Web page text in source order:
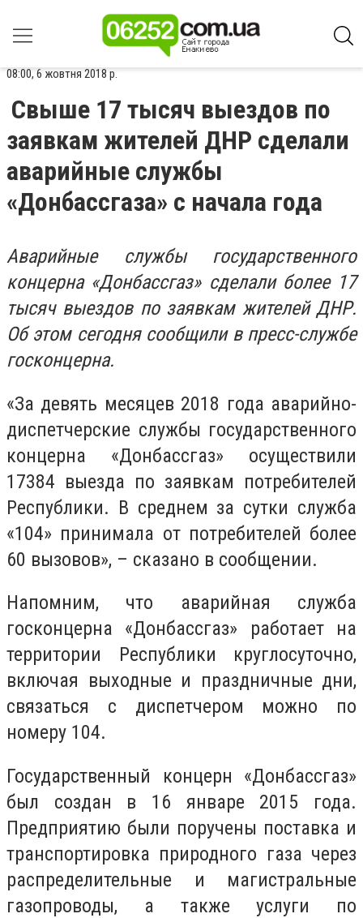
08:00, 6 жовтня 2018 р.
Свыше 17 тысяч выездов по
заявкам жителей ДНР сделали
аварийные службы
«Донбассгаза» с начала года
Аварийные службы государственного
концерна «Донбассгаз» сделали более 17
тысяч выездов по заявкам жителей ДНР.
Об этом сегодня сообщили в пресс-службе
госконцерна.
«За девять месяцев 2018 года аварийно-
диспетчерские службы государственного
концерна «Донбассгаз» осуществили
17384 выезда по заявкам потребителей
Республики. В среднем за сутки служба
«104» принимала от потребителей более
60 вызовов», – сказано в сообщении.
Напомним, что аварийная служба
госконцерна «Донбассгаз» работает на
территории Республики круглосуточно,
включая выходные и праздничные дни,
связаться с диспетчером можно по
номеру 104.
Государственный концерн «Донбассгаз»
был создан в 16 январе 2015 года.
Предприятию были поручены поставка и
транспортировка природного газа через
распределительные и магистральные
газопроводы, а также услуги по